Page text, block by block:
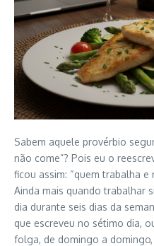
Sabem aquele provérbio
não come”? Pois eu o
ficou assim: “quem trabalha
Ainda mais quando trabalhar
dia durante seis dias da
que escreveu no sétimo dia,
folga, de domingo a domingo,